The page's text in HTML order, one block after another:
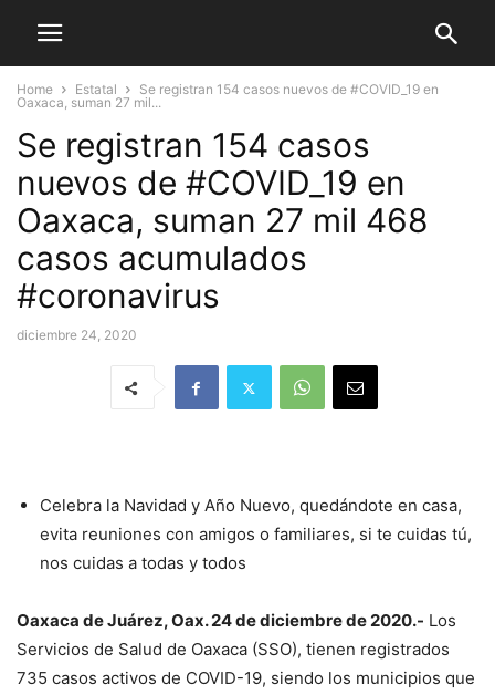
Home Estatal
Se registran 154 casos nuevos de #COVID_19 en
Oaxaca, suman 27 mil...
Se registran 154 casos
nuevos de #COVID_19 en
Oaxaca, suman 27 mil 468
casos acumulados
#coronavirus
diciembre 24, 2020
Celebra la Navidad y Año Nuevo, quedándote en casa,
evita reuniones con amigos o familiares, si te cuidas tú,
nos cuidas a todas y todos
Oaxaca de Juárez, Oax. 24 de diciembre de 2020.- Los
Servicios de Salud de Oaxaca (SSO), tienen registrados
735 casos activos de COVID-19, siendo los municipios que